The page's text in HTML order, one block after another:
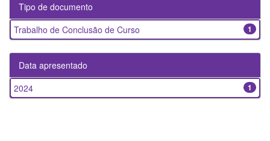
Tipo de documento
1
Trabalho de Conclusão de Curso
Data apresentado
1
2024